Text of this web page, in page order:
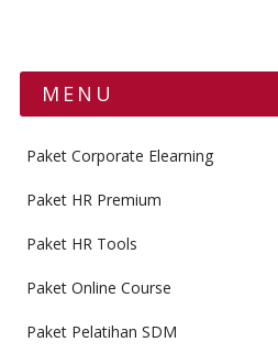
MENU
Paket Corporate Elearning
Paket HR Premium
Paket HR Tools
Paket Online Course
Paket Pelatihan SDM